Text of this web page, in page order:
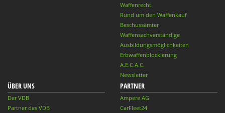
Waffenrecht
Rund um den Waffenkauf
Beschussämter
Waffensachverständige
Ausbildungsmöglichkeiten
Erbwaffenblockierung
A.E.C.A.C.
Newsletter
ÜBER UNS
Der VDB
Partner des VDB
PARTNER
Ampere AG
CarFleet24